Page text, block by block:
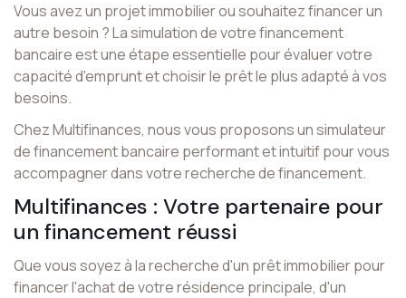
Vous avez un projet immobilier ou souhaitez financer un
autre besoin ? La simulation de votre financement
bancaire est une étape essentielle pour évaluer votre
capacité d'emprunt et choisir le prêt le plus adapté à vos
besoins.
Chez Multifinances, nous vous proposons un simulateur
de financement bancaire performant et intuitif pour vous
accompagner dans votre recherche de financement.
Multifinances : Votre partenaire pour
un financement réussi
Que vous soyez à la recherche d'un prêt immobilier pour
financer l'achat de votre résidence principale, d'un